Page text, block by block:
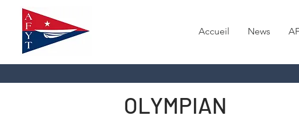
Accueil News
OLYMPIAN